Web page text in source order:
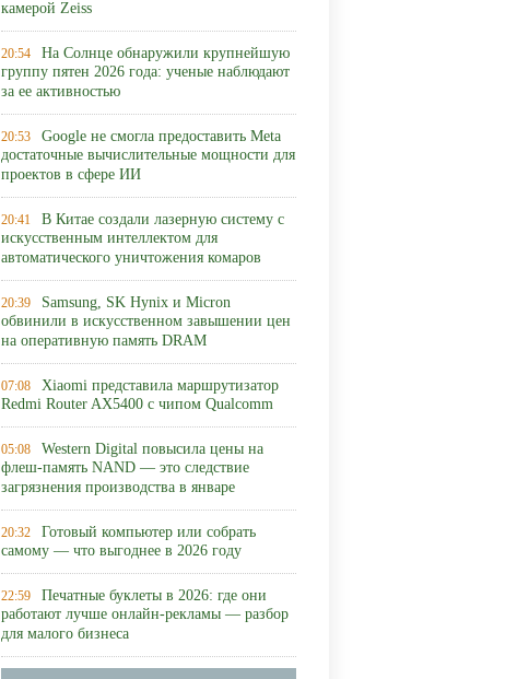
камерой Zeiss
20:54 На Солнце обнаружили крупнейшую
группу пятен 2026 года: ученые наблюдают
за ее активностью
20:53 Google не смогла предоставить Meta
достаточные вычислительные мощности для
проектов в сфере ИИ
20:41 В Китае создали лазерную систему с
искусственным интеллектом для
автоматического уничтожения комаров
20:39 Samsung, SK Hynix и Micron
обвинили в искусственном завышении цен
на оперативную память DRAM
07:08 Xiaomi представила маршрутизатор
Redmi Router AX5400 с чипом Qualcomm
05:08 Western Digital повысила цены на
флеш-память NAND — это следствие
загрязнения производства в январе
20:32 Готовый компьютер или собрать
самому — что выгоднее в 2026 году
22:59 Печатные буклеты в 2026: где они
работают лучше онлайн-рекламы — разбор
для малого бизнеса